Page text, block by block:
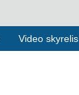
Video skyrelis